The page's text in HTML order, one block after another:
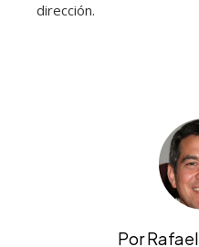
dirección.
Por